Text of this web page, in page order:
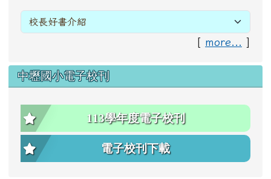
[ more... ]
中壢國小電子校刊
113學年度電子校刊
電子校刊下載